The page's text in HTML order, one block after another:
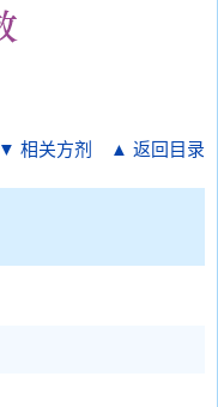
▼ 相关方剂 ▲ 返回目录